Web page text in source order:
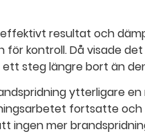
resultat och
för kontroll. Då visade
steg längre bort än
ytterligare
fortsatte
ingen mer